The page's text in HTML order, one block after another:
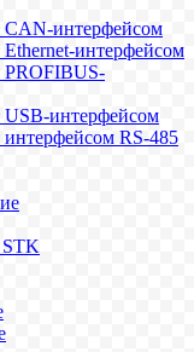
интерфейсом
интерфейсом
PROFIBUS-
интерфейсом
RS-485